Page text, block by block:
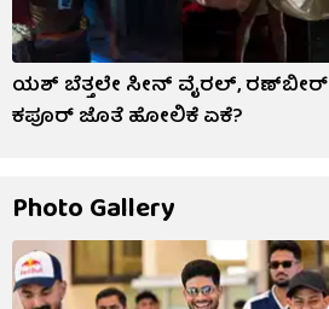
ಯಶ್ ಬೆತ್ತಲೇ ಸೀನ್ ವೈರಲ್​​, ರಣ್​​ಬೀರ್
ಕಪೂರ್ ಜೊತೆ ಹೋಲಿಕೆ ಏಕೆ?
Photo Gallery